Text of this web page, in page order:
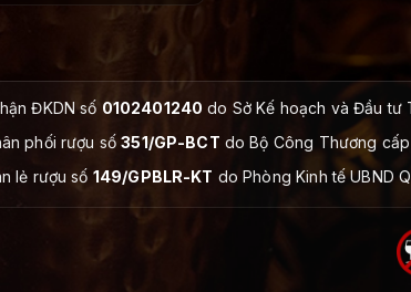
ĐKDN số 0102401240 do Sở Kế hoạch và Đầu tư
phối rượu số351/GP-BCT do Bộ Công Thương
lẻ rượu số 149/GPBLR-KT do Phòng Kinh tế UBND